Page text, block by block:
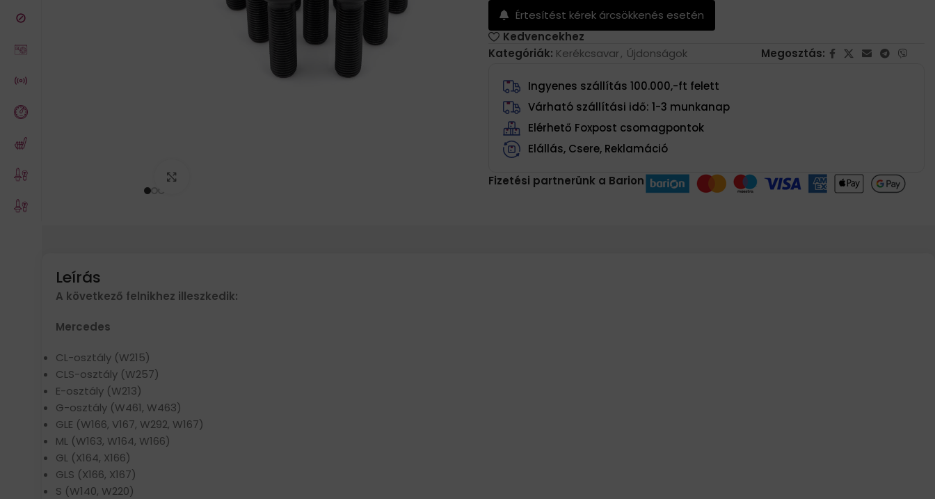
Értesítést kérek árcsökkenés esetén
Kedvencekhez
Kategóriák: Kerékcsavar, Újdonságok Megosztás:
Ingyenes szállítás 100.000,-ft felett
Várható szállítási idő: 1-3 munkanap
Elérhető Foxpost csomagpontok
Elállás, Csere, Reklamáció
Fizetési partnerünk a Barion
Leírás
A következő felnikhez illeszkedik:
Mercedes
CL-osztály (W215)
CLS-osztály (W257)
E-osztály (W213)
G-osztály (W461, W463)
GLE (W166, V167, W292, W167)
ML (W163, W164, W166)
GL (X164, X166)
GLS (X166, X167)
S (W140, W220)